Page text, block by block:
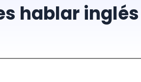
hablar inglés